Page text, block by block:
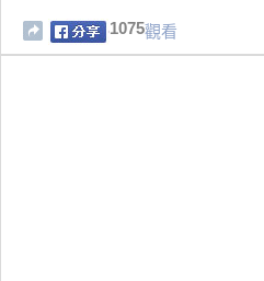
1075觀看